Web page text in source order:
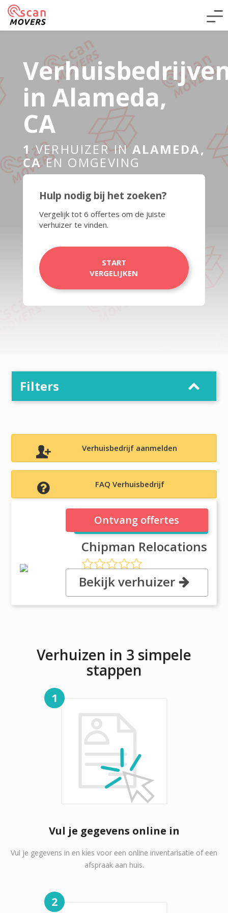
in Alameda,
CA
1 VERHUIZER IN ALAMEDA,
CAEN OMGEVING
Hulp nodig bij het zoeken?
Vergelijk tot 6 offertes om de juiste
verhuizer te vinden.
START
VERGELIJKEN
Filters
Verhuisbedrijf aanmelden
FAQ Verhuisbedrijf
Chipman Relocations
Chipman Relocations
, 1040 Marina Village Parkway,
94501 Alameda, CA
Ontvang offertes
Bekijk verhuizer
Verhuizen in 3 simpele
stappen
1
Vul je gegevens online in
Vul je gegevens in en kies voor een online inventarisatie of een
afspraak aan huis.
2